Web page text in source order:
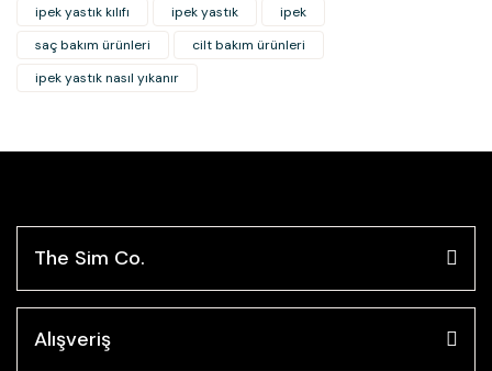
ipek yastık kılıfı
ipek yastık
ipek
saç bakım ürünleri
cilt bakım ürünleri
ipek yastık nasıl yıkanır
The Sim Co.
Alışveriş